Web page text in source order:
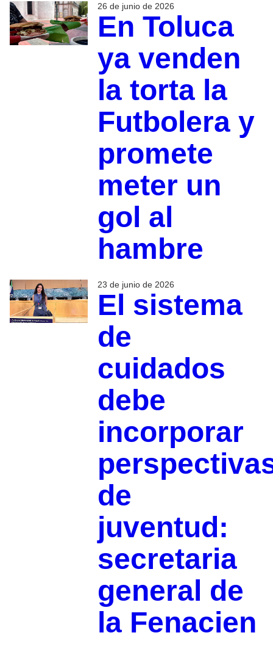
26 de junio de 2026
En Toluca
ya venden
la torta la
Futbolera y
promete
meter un
gol al
hambre
23 de junio de 2026
El sistema
de
cuidados
debe
incorporar
de
juventud:
secretaria
general de
la Fenacien